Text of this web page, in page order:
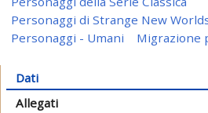
Personaggi di Strange New
Personaggi - Umani
Migrazione
Dati
Allegati